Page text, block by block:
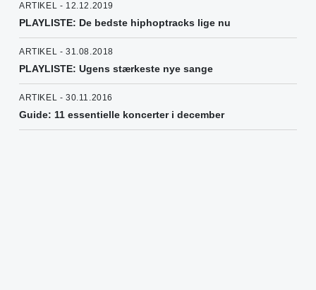
ARTIKEL - 12.12.2019
PLAYLISTE: De bedste hiphoptracks lige nu
ARTIKEL - 31.08.2018
PLAYLISTE: Ugens stærkeste nye sange
ARTIKEL - 30.11.2016
Guide: 11 essentielle koncerter i december